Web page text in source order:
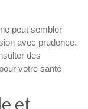
peut sembler
avec prudence.
des
votre santé
et